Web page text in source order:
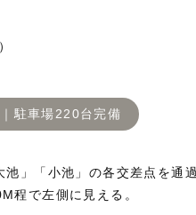
駐車場220台完備
」「小池」の各交差点を通過
程で左側に見える。